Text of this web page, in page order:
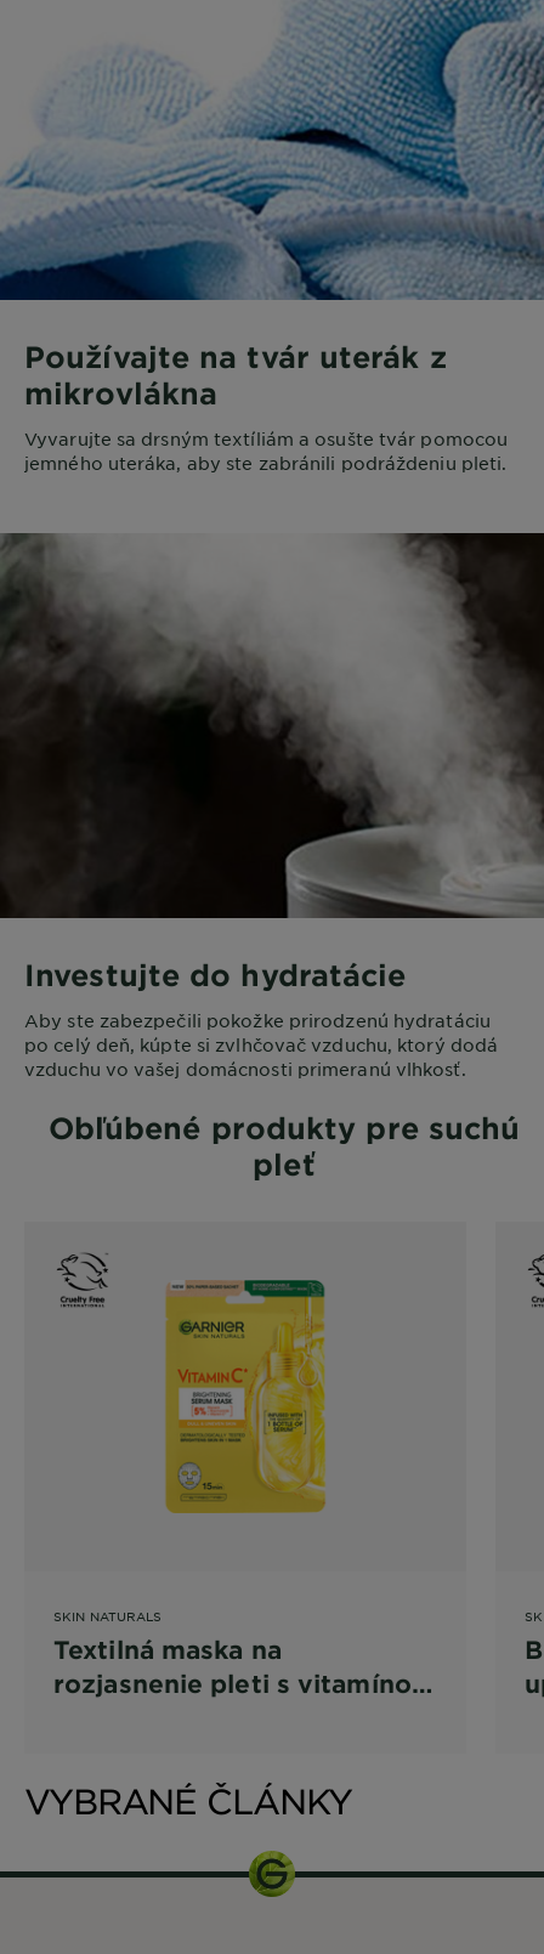
Používajte na tvár uterák z
mikrovlákna
Vyvarujte sa drsným textíliám a osušte tvár pomocou
jemného uteráka, aby ste zabránili podráždeniu pleti.
Investujte do hydratácie
Aby ste zabezpečili pokožke prirodzenú hydratáciu
po celý deň, kúpte si zvlhčovač vzduchu, ktorý dodá
vzduchu vo vašej domácnosti primeranú vlhkosť.
Obľúbené produkty pre suchú
pleť
SKIN NATURALS
Textilná maska na
rozjasnenie pleti s vitamínom
VYBRANÉ ČLÁNKY